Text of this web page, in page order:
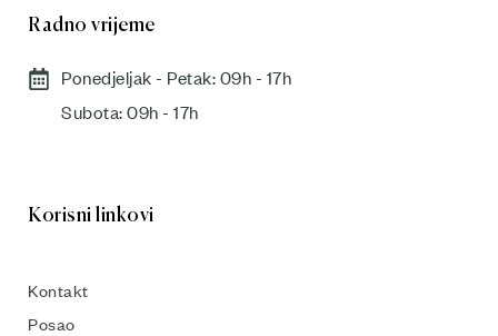
Radno vrijeme
Ponedjeljak - Petak: 09h - 17h
Subota: 09h - 17h​
Korisni linkovi
Kontakt
Posao